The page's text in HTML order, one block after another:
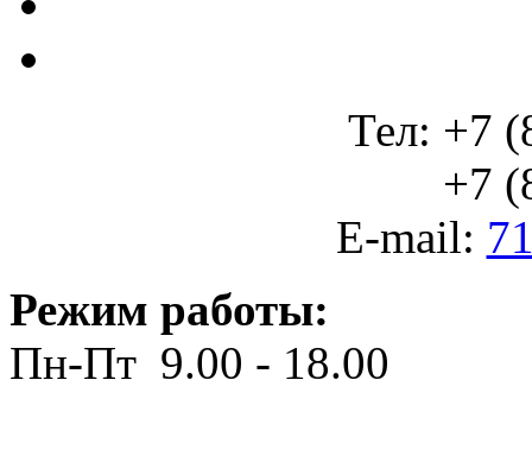
Тел: +7
+7
E-mail:
Режим работы:
Пн-Пт 9.00 - 18.00